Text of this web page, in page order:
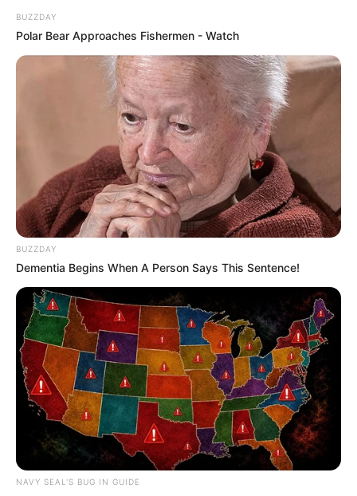
BUZZDAY
Polar Bear Approaches Fishermen - Watch
BUZZDAY
Dementia Begins When A Person Says This Sentence!
NAVY SEAL'S BUG IN GUIDE